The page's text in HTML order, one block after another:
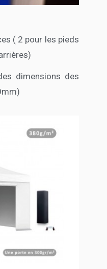
( 2 pour les pieds
dimensions des